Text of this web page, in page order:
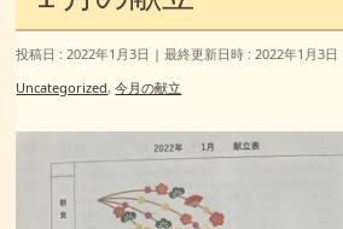
投稿日 : 2022年1月3日 最終更新日時 : 2022年1月3日
Uncategorized,今月の献立